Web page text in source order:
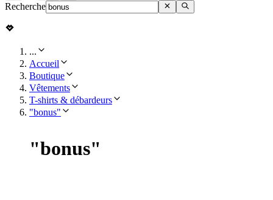
Recherche
...
Accueil
Boutique
Vêtements
T-shirts & débardeurs
"bonus"
"bonus"